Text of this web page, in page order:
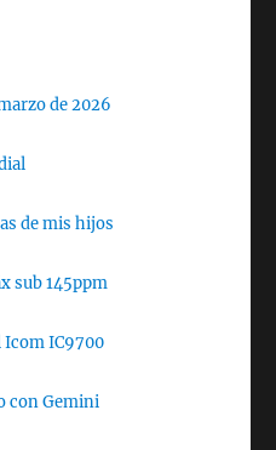
de 2026
de mis hijos
sub 145ppm
Icom IC9700
con Gemini